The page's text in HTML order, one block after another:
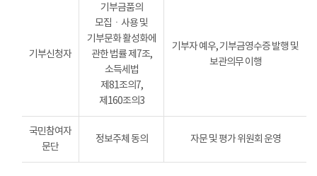
기부신청자
기부금품의
모집ㆍ사용 및
기부문화 활성화에
관한 법률 제7조,
소득세법
제81조의7,
제160조의3
기부자 예우, 기부금영수증 발행 및
보관의무 이행
국민참여자
문단
정보주체 동의 자문 및 평가 위원회 운영